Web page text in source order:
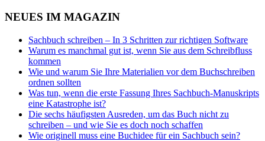
NEUES IM MAGAZIN
Sachbuch schreiben – In 3 Schritten zur richtigen Software
Warum es manchmal gut ist, wenn Sie aus dem Schreibfluss
kommen
Wie und warum Sie Ihre Materialien vor dem Buchschreiben
ordnen sollten
Was tun, wenn die erste Fassung Ihres Sachbuch-Manuskripts
eine Katastrophe ist?
Die sechs häufigsten Ausreden, um das Buch nicht zu
schreiben – und wie Sie es doch noch schaffen
Wie originell muss eine Buchidee für ein Sachbuch sein?